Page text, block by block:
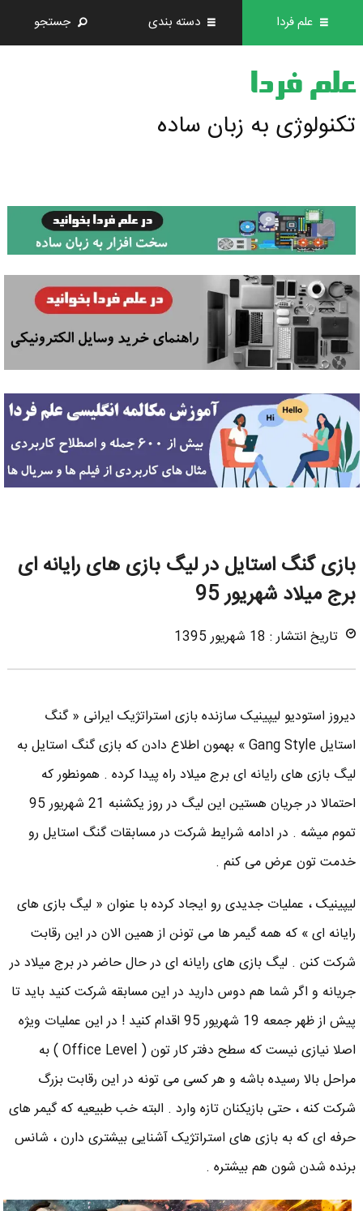
علم فردا دسته بندی جستجو
علم فردا
تکنولوژی به زبان ساده
بازی گنگ استایل در لیگ بازی های رایانه ای
برج میلاد شهریور 95
تاریخ انتشار : 18 شهریور 1395
دیروز استودیو لیپینیک سازنده بازی استراتژیک ایرانی « گنگ
استایل Gang Style » بهمون اطلاع دادن که بازی گنگ استایل به
لیگ بازی های رایانه ای برج میلاد راه پیدا کرده . همونطور که
احتمالا در جریان هستین این لیگ در روز یکشنبه 21 شهریور 95
تموم میشه . در ادامه شرایط شرکت در مسابقات گنگ استایل رو
خدمت تون عرض می کنم .
لیپینیک ، عملیات جدیدی رو ایجاد کرده با عنوان « لیگ بازی های
رایانه ای » که همه گیمر ها می تونن از همین الان در این رقابت
شرکت کنن . لیگ بازی های رایانه ای در حال حاضر در برج میلاد در
جریانه و اگر شما هم دوس دارید در این مسابقه شرکت کنید باید تا
پیش از ظهر جمعه 19 شهریور 95 اقدام کنید ! در این عملیات ویژه
اصلا نیازی نیست که سطح دفتر کار تون ( Office Level ) به
مراحل بالا رسیده باشه و هر کسی می تونه در این رقابت بزرگ
شرکت کنه ، حتی بازیکنان تازه وارد . البته خب طبیعیه که گیمر های
حرفه ای که به بازی های استراتژیک آشنایی بیشتری دارن ، شانس
برنده شدن شون هم بیشتره .